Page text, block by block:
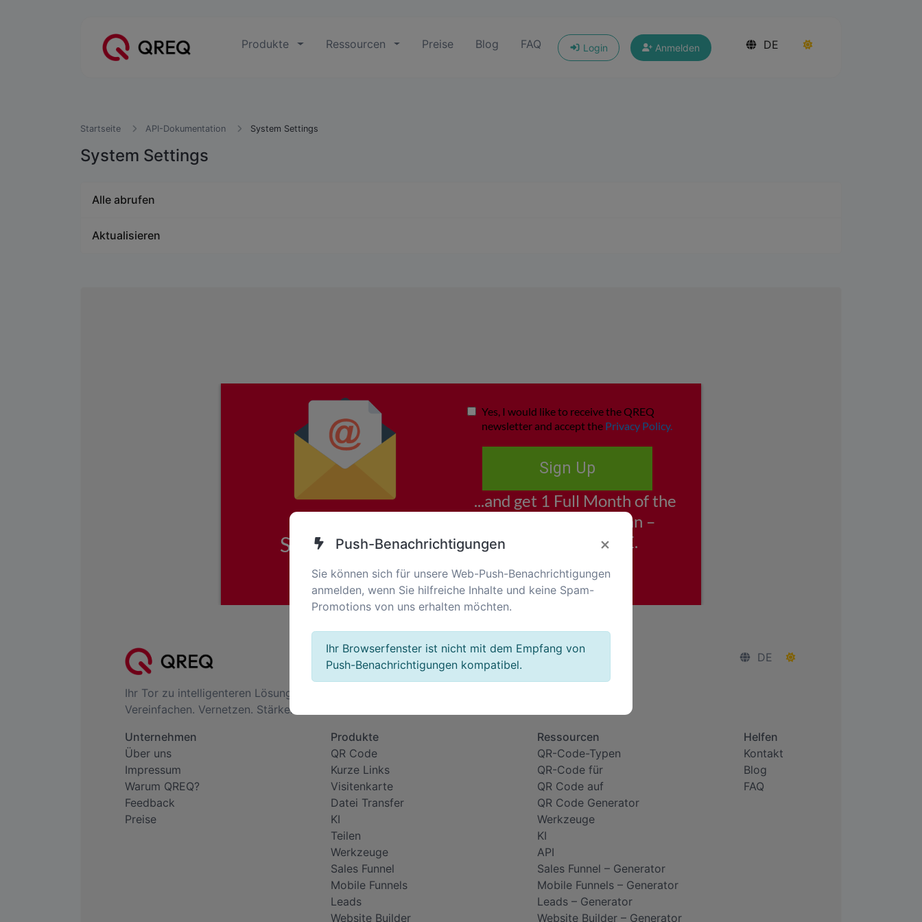
Produkte Ressourcen Preise Blog FAQ Login Anmelden DE
Startseite API-Dokumentation System Settings
System Settings
Alle abrufen
Aktualisieren
Ihr Tor zu intelligenteren Lösungen.
Vereinfachen. Vernetzen. Stärken..
DE
Unternehmen
Über uns
Impressum
Warum QREQ?
Feedback
Preise
Produkte
QR Code
Kurze Links
Visitenkarte
Datei Transfer
KI
Teilen
Werkzeuge
Sales Funnel
Mobile Funnels
Leads
Website Builder
Ressourcen
QR-Code-Typen
QR-Code für
QR Code auf
QR Code Generator
Werkzeuge
KI
API
Sales Funnel – Generator
Mobile Funnels – Generator
Leads – Generator
Website Builder – Generator
Helfen
Kontakt
Blog
FAQ
Push-Benachrichtigungen ×
Sie können sich für unsere Web-Push-Benachrichtigungen
anmelden, wenn Sie hilfreiche Inhalte und keine Spam-
Promotions von uns erhalten möchten.
Ihr Browserfenster ist nicht mit dem Empfang von
Push-Benachrichtigungen kompatibel.